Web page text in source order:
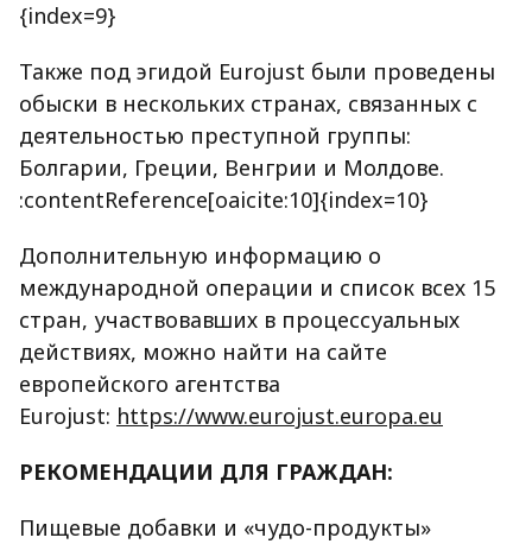
{index=9}
Также под эгидой Eurojust были проведены
обыски в нескольких странах, связанных с
деятельностью преступной группы:
Болгарии, Греции, Венгрии и Молдове.
:contentReference[oaicite:10]{index=10}
Дополнительную информацию о
международной операции и список всех 15
стран, участвовавших в процессуальных
действиях, можно найти на сайте
европейского агентства
Eurojust: https://www.eurojust.europa.eu
РЕКОМЕНДАЦИИ ДЛЯ ГРАЖДАН:
Пищевые добавки и «чудо-продукты»